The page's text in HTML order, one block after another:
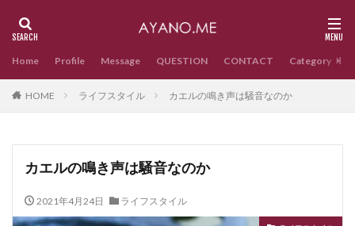
Home Profile Message QUESTION CONTACT Category
HOME ライフスタイル カエルの鳴き声は騒音なのか
カエルの鳴き声は騒音なのか
2021年4月24日 ライフスタイル